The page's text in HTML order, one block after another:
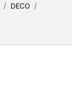
/ DECO /